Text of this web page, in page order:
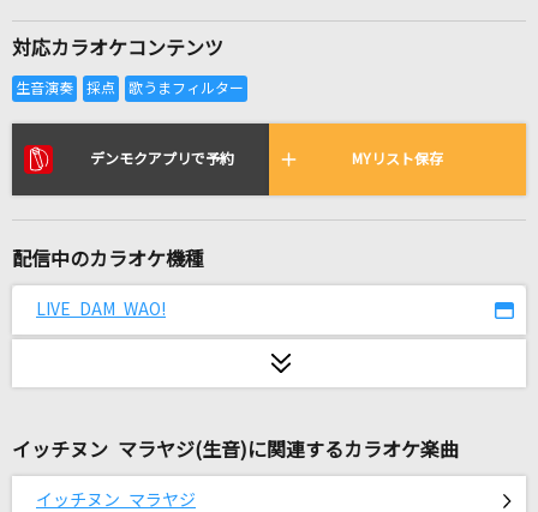
全国りれき
リアルタイムで歌われている曲の一覧
MILABO
[生音]To Love You More [トゥ・ラヴ・ユー・
Celine Dion With Special Guests Kryzler & Kompany
メリクリ
対応カラオケコンテンツ
デンモクアプリで予約 MYリスト保存
配信中のカラオケ機種
LIVE DAM WAO!
イッチヌン マラヤジ(生音)に関連するカラオケ楽曲
イッチヌン マラヤジ